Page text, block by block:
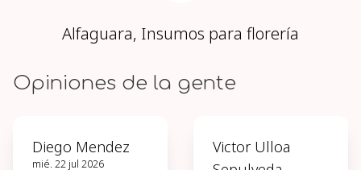
Alfaguara, Insumos para florería
Opiniones de la gente
Diego Mendez
mié. 22 jul 2026
Victor Ulloa